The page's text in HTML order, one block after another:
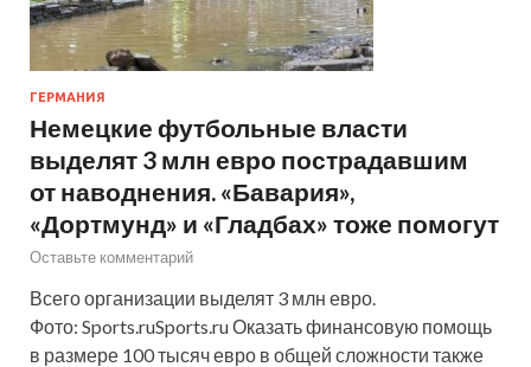
ГЕРМАНИЯ
Немецкие футбольные власти
выделят 3 млн евро пострадавшим
от наводнения. «Бавария»,
«Дортмунд» и «Гладбах» тоже помогут
Оставьте комментарий
Всего организации выделят 3 млн евро.
Фото: Sports.ruSports.ru Оказать финансовую помощь
в размере 100 тысяч евро в общей сложности также